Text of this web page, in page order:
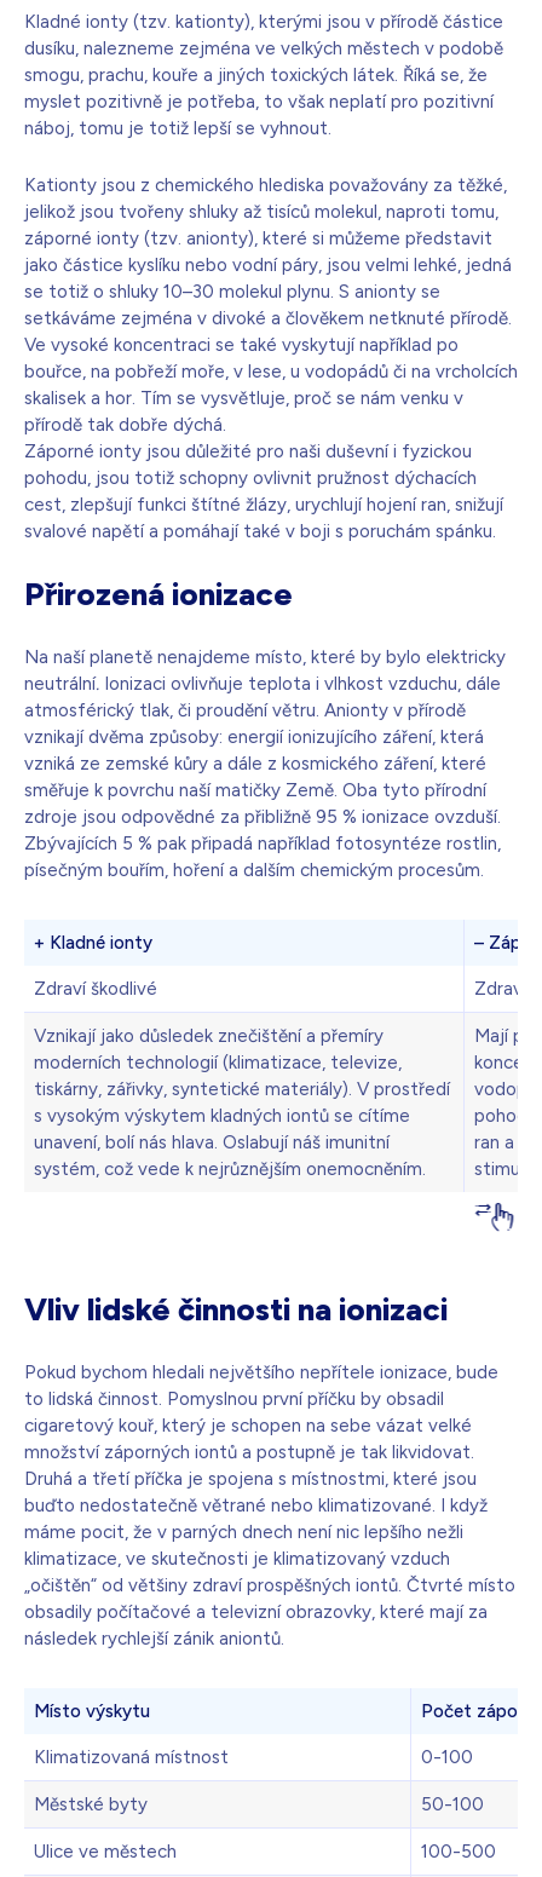
Kladné ionty (tzv. kationty), kterými jsou v přírodě částice
dusíku, nalezneme zejména ve velkých městech v podobě
smogu, prachu, kouře a jiných toxických látek. Říká se, že
myslet pozitivně je potřeba, to však neplatí pro pozitivní
náboj, tomu je totiž lepší se vyhnout.
Kationty jsou z chemického hlediska považovány za těžké,
jelikož jsou tvořeny shluky až tisíců molekul, naproti tomu,
záporné ionty (tzv. anionty), které si můžeme představit
jako částice kyslíku nebo vodní páry, jsou velmi lehké, jedná
se totiž o shluky 10–30 molekul plynu. S anionty se
setkáváme zejména v divoké a člověkem netknuté přírodě.
Ve vysoké koncentraci se také vyskytují například po
bouřce, na pobřeží moře, v lese, u vodopádů či na vrcholcích
skalisek a hor. Tím se vysvětluje, proč se nám venku v
přírodě tak dobře dýchá.
Záporné ionty jsou důležité pro naši duševní i fyzickou
pohodu, jsou totiž schopny ovlivnit pružnost dýchacích
cest, zlepšují funkci štítné žlázy, urychlují hojení ran, snižují
svalové napětí a pomáhají také v boji s poruchám spánku.
Přirozená ionizace
Na naší planetě nenajdeme místo, které by bylo elektricky
neutrální. Ionizaci ovlivňuje teplota i vlhkost vzduchu, dále
atmosférický tlak, či proudění větru. Anionty v přírodě
vznikají dvěma způsoby: energií ionizujícího záření, která
vzniká ze zemské kůry a dále z kosmického záření, které
směřuje k povrchu naší matičky Země. Oba tyto přírodní
zdroje jsou odpovědné za přibližně 95 % ionizace ovzduší.
Zbývajících 5 % pak připadá například fotosyntéze rostlin,
písečným bouřím, hoření a dalším chemickým procesům.
+ Kladné ionty –
Zdraví škodlivé Zdraví
Vznikají jako důsledek znečištění a přemíry
moderních technologií (klimatizace, televize,
tiskárny, zářivky, syntetické materiály). V prostředí
s vysokým výskytem kladných iontů se cítíme
unavení, bolí nás hlava. Oslabují náš imunitní
systém, což vede k nejrůznějším onemocněním.
Mají
ran a
Vliv lidské činnosti na ionizaci
Pokud bychom hledali největšího nepřítele ionizace, bude
to lidská činnost. Pomyslnou první příčku by obsadil
cigaretový kouř, který je schopen na sebe vázat velké
množství záporných iontů a postupně je tak likvidovat.
Druhá a třetí příčka je spojena s místnostmi, které jsou
buďto nedostatečně větrané nebo klimatizované. I když
máme pocit, že v parných dnech není nic lepšího nežli
klimatizace, ve skutečnosti je klimatizovaný vzduch
„očištěn“ od většiny zdraví prospěšných iontů. Čtvrté místo
obsadily počítačové a televizní obrazovky, které mají za
následek rychlejší zánik aniontů.
Místo výskytu Počet
Klimatizovaná místnost 0-100
Městské byty 50-100
Ulice ve městech 100-500